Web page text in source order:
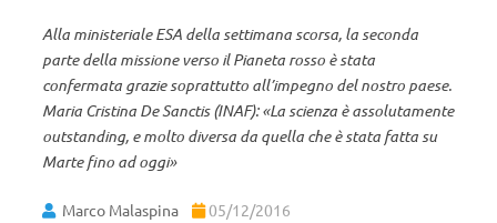
Alla ministeriale ESA della settimana scorsa, la seconda
parte della missione verso il Pianeta rosso è stata
confermata grazie soprattutto all’impegno del nostro paese.
Maria Cristina De Sanctis (INAF): «La scienza è assolutamente
outstanding, e molto diversa da quella che è stata fatta su
Marte fino ad oggi»
Marco Malaspina 05/12/2016